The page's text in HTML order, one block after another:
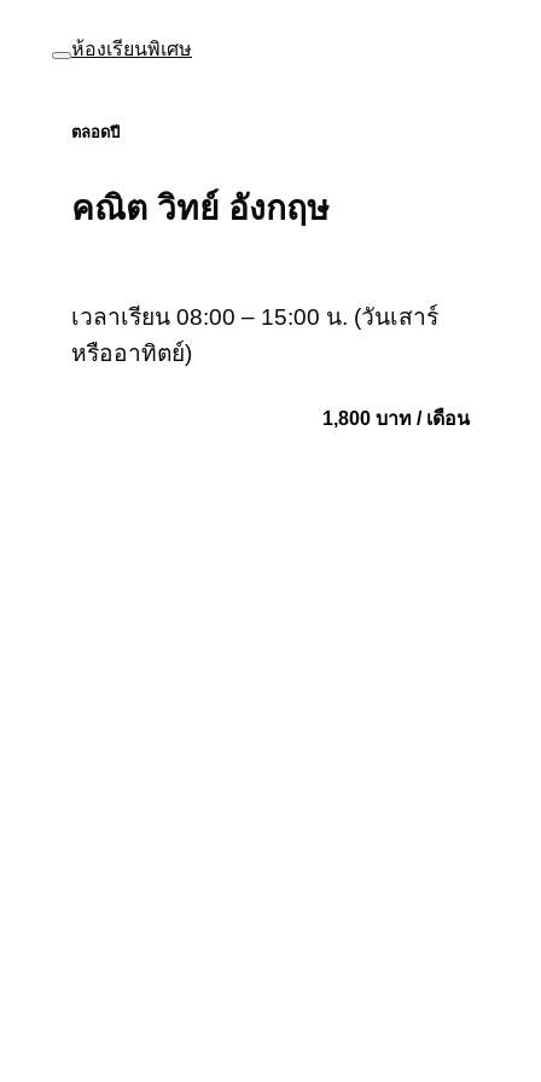
ห้องเรียนพิเศษ
ตลอดปี
คณิต วิทย์ อังกฤษ
เวลาเรียน 08:00 – 15:00 น. (วันเสาร์
หรืออาทิตย์)
1,800 บาท / เดือน